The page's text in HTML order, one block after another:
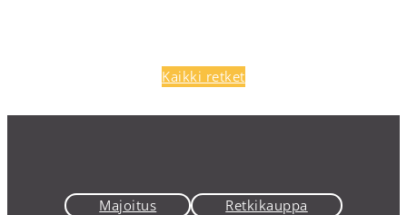
Kaikki retket
Majoitus
Retkikauppa